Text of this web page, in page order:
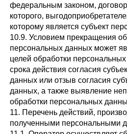
федеральным законом,
которого,
которому является субъект
10.9. Условием прекращения
персональных данных может
целей обработки
срока действия согласия
данных или отзыв согласия
данных, а также выявление
обработки персональных
11. Перечень действий,
полученными персональными